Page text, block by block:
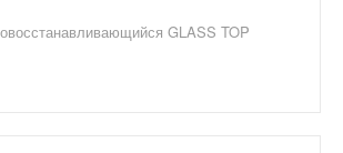
GLASS TOP